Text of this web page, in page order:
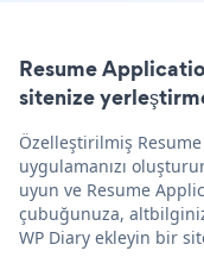
Resume
sitenize
Özelleştirilmiş
uygulamanızı
uyun ve Resume
çubuğunuza,
WP Diary ekleyin bir